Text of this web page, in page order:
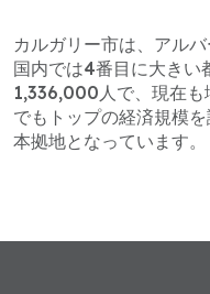
カルガリー市は、アル
国内では4番目に大きい
1,336,000人で、現在も
でもトップの経済規模
本拠地となっています。